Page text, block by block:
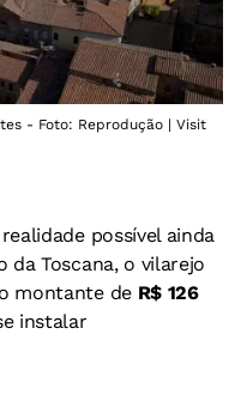
- Foto: Reprodução | Visit
possível ainda
da Toscana, o vilarejo
montante de R$ 126
instalar